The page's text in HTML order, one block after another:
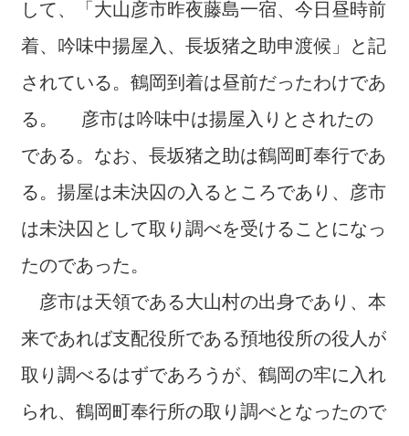
して、「大山彦市昨夜藤島一宿、今日昼時前
着、吟味中揚屋入、長坂猪之助申渡候」と記
されている。鶴岡到着は昼前だったわけであ
る。 彦市は吟味中は揚屋入りとされたの
である。なお、長坂猪之助は鶴岡町奉行であ
る。揚屋は未決囚の入るところであり、彦市
は未決囚として取り調べを受けることになっ
たのであった。
彦市は天領である大山村の出身であり、本
来であれば支配役所である預地役所の役人が
取り調べるはずであろうが、鶴岡の牢に入れ
られ、鶴岡町奉行所の取り調べとなったので